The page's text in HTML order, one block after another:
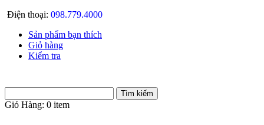
Điện thoại: 098.779.4000
Sản phẩm bạn thích
Giỏ hàng
Kiểm tra
Giỏ Hàng: 0 item